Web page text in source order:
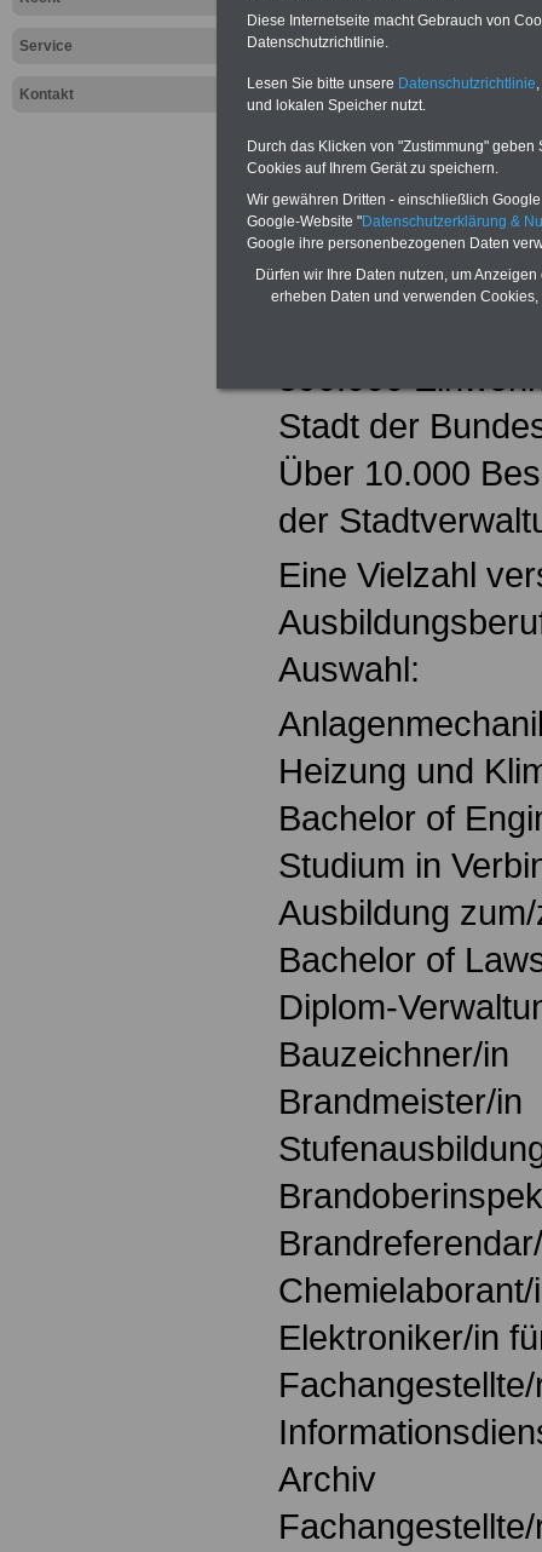
Service
Kontakt
bei
mit einer
sondern
Die Hauptstadt
590.000
Stadt der
Über 10.000
der
Eine Vielzahl
Auswahl:
Heizung und
Bachelor of
Studium in
Ausbildung
Bachelor of
Diplom-
Bauzeichner/in
Brandmeister/in
Chemielaborant/
Elektroniker/in
Archiv
Diese Internetseite macht Gebrauch von
Datenschutzrichtlinie.
Lesen Sie bitte unsere Datenschutzrichtlinie
und lokalen Speicher nutzt.
Durch das Klicken von "Zustimmung"
Cookies auf Ihrem Gerät zu speichern.
Wir gewähren Dritten - einschließlich
Google-Website "Datenschutzerklärung &
Google ihre personenbezogenen Daten
Dürfen wir Ihre Daten nutzen, um
erheben Daten und verwenden